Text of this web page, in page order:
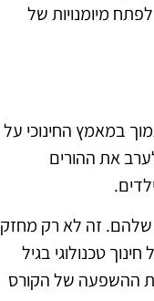
מיומנויות של
במאמץ החינוכי על
את ההורים
שלהם. זה לא רק מחזק
טכנולוגי בגיל
את ההשפעה של הקורס